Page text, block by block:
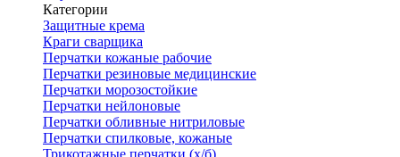
Категории
Защитные крема
Краги сварщика
Перчатки кожаные рабочие
Перчатки резиновые медицинские
Перчатки морозостойкие
Перчатки нейлоновые
Перчатки обливные нитриловые
Перчатки спилковые, кожаные
Трикотажные перчатки (х/б)